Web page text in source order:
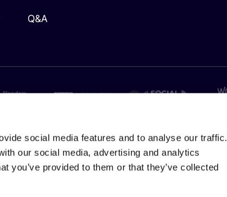
social media features and to analyse our traffic.
our social media, advertising and analytics
you’ve provided to them or that they’ve collected
Q&A